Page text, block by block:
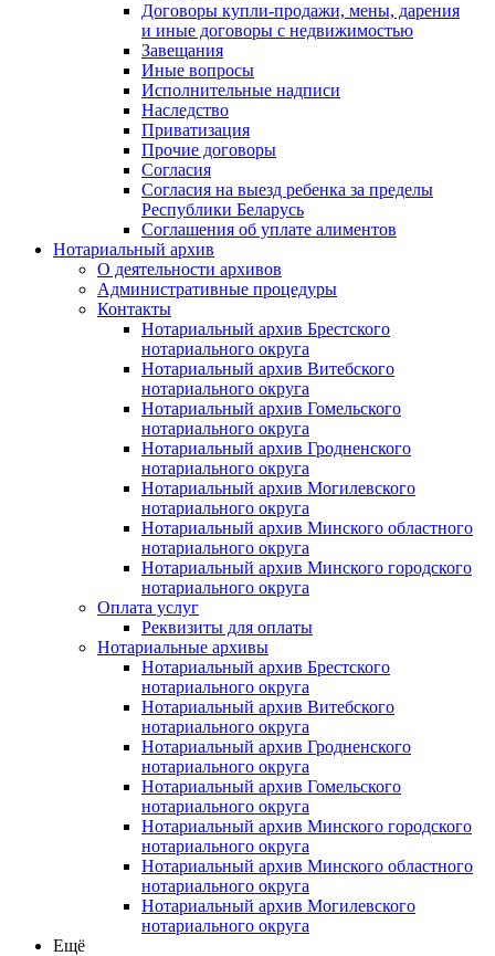
Договоры купли-продажи, мены, дарения
и иные договоры с недвижимостью
Завещания
Иные вопросы
Исполнительные надписи
Наследство
Приватизация
Прочие договоры
Согласия
Согласия на выезд ребенка за пределы
Республики Беларусь
Соглашения об уплате алиментов
Нотариальный архив
О деятельности архивов
Административные процедуры
Контакты
Нотариальный архив Брестского
нотариального округа
Нотариальный архив Витебского
нотариального округа
Нотариальный архив Гомельского
нотариального округа
Нотариальный архив Гродненского
нотариального округа
Нотариальный архив Могилевского
нотариального округа
Нотариальный архив Минского областного
нотариального округа
Нотариальный архив Минского городского
нотариального округа
Оплата услуг
Реквизиты для оплаты
Нотариальные архивы
Нотариальный архив Брестского
нотариального округа
Нотариальный архив Витебского
нотариального округа
Нотариальный архив Гродненского
нотариального округа
Нотариальный архив Гомельского
нотариального округа
Нотариальный архив Минского городского
нотариального округа
Нотариальный архив Минского областного
нотариального округа
Нотариальный архив Могилевского
нотариального округа
Ещё